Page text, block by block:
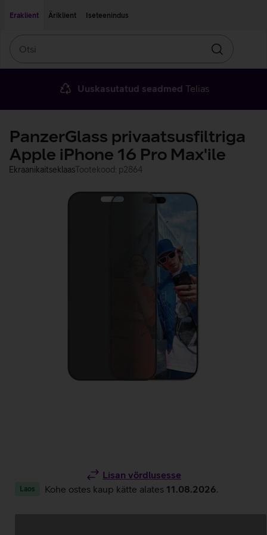
Eraklient
Äriklient Iseteenindus
Otsin
Uuskasutatud seadmed Telias
PanzerGlass privaatsusfiltriga
Apple iPhone 16 Pro Max'ile
EkraanikaitseklaasTootekood: p2864
Lisan võrdlusesse
Laos Kohe ostes kaup kätte alates 11.08.2026